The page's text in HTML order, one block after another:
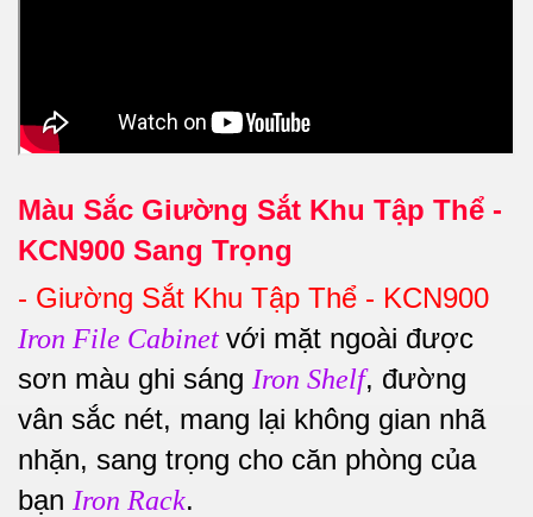
Màu Sắc Giường Sắt Khu Tập Thể -
KCN900 Sang Trọng
- Giường Sắt Khu Tập Thể - KCN900
Iron File Cabinet với mặt ngoài được
sơn màu ghi sáng Iron Shelf, đường
vân sắc nét, mang lại không gian nhã
nhặn, sang trọng cho căn phòng của
bạn Iron Rack.